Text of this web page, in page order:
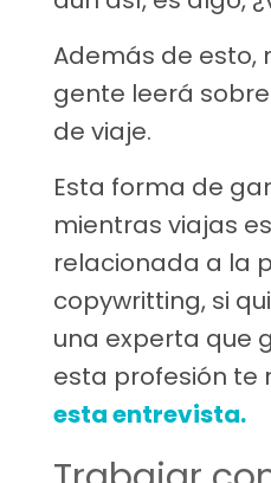
Además de esto,
gente leerá
de viaje.
Esta forma de
mientras viajas
relacionada a la
copywritting, si
una experta que
esta profesión te
esta entrevista.